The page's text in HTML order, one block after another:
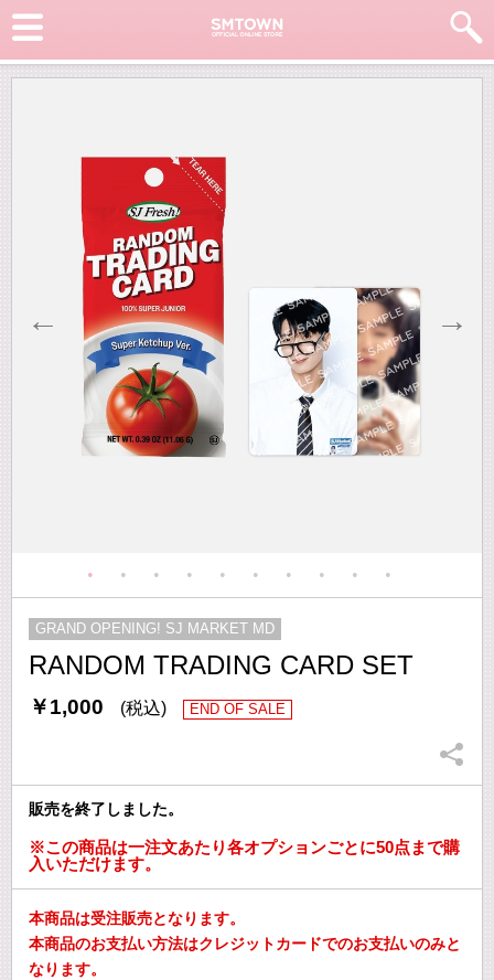
RANDOM TRADING CARD SET
￥1,000 (税込) END OF SALE
GRAND OPENING! SJ MARKET MD
販売を終了しました。
※この商品は一注文あたり各オプションごとに50点まで購
入いただけます。
本商品は受注販売となります。
本商品のお支払い方法はクレジットカードでのお支払いのみと
なります。